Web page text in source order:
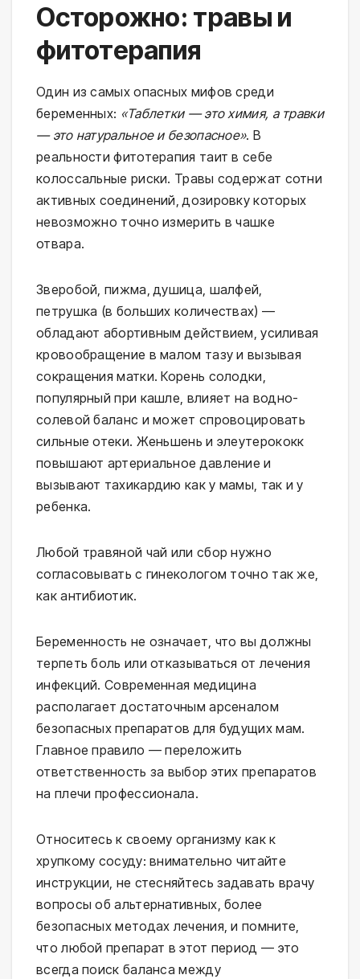
Осторожно: травы и
фитотерапия
Один из самых опасных мифов среди
беременных: «Таблетки — это химия, а травки
— это натуральное и безопасное». В
реальности фитотерапия таит в себе
колоссальные риски. Травы содержат сотни
активных соединений, дозировку которых
невозможно точно измерить в чашке
отвара.
Зверобой, пижма, душица, шалфей,
петрушка (в больших количествах) —
обладают абортивным действием, усиливая
кровообращение в малом тазу и вызывая
сокращения матки. Корень солодки,
популярный при кашле, влияет на водно-
солевой баланс и может спровоцировать
сильные отеки. Женьшень и элеутерококк
повышают артериальное давление и
вызывают тахикардию как у мамы, так и у
ребенка.
Любой травяной чай или сбор нужно
согласовывать с гинекологом точно так же,
как антибиотик.
Беременность не означает, что вы должны
терпеть боль или отказываться от лечения
инфекций. Современная медицина
располагает достаточным арсеналом
безопасных препаратов для будущих мам.
Главное правило — переложить
ответственность за выбор этих препаратов
на плечи профессионала.
Относитесь к своему организму как к
хрупкому сосуду: внимательно читайте
инструкции, не стесняйтесь задавать врачу
вопросы об альтернативных, более
безопасных методах лечения, и помните,
что любой препарат в этот период — это
всегда поиск баланса между